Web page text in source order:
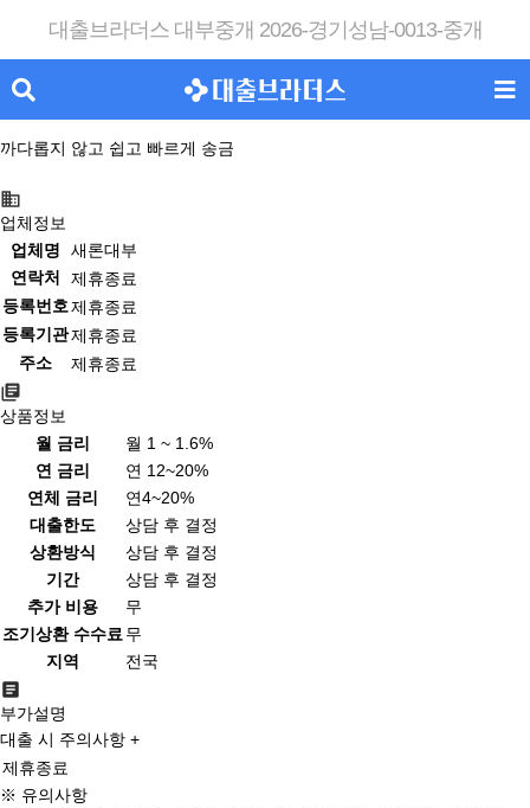
대출브라더스 대부중개 2026-경기성남-0013-중개
까다롭지 않고 쉽고 빠르게 송금
업체정보
업체명
새론대부
연락처
제휴종료
등록번호제휴종료
등록기관제휴종료
주소
제휴종료
상품정보
월 금리
월 1 ~ 1.6%
연 금리
연 12~20%
연체 금리
연4~20%
대출한도
상담 후 결정
상환방식
상담 후 결정
기간
상담 후 결정
추가 비용
무
조기상환 수수료 무
지역
전국
부가설명
대출 시 주의사항 +
제휴종료
※ 유의사항